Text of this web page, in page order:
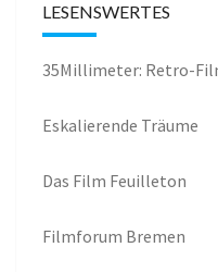
LESENSWERTES
35Millimeter: Retro-
Eskalierende Träume
Das Film Feuilleton
Filmforum Bremen